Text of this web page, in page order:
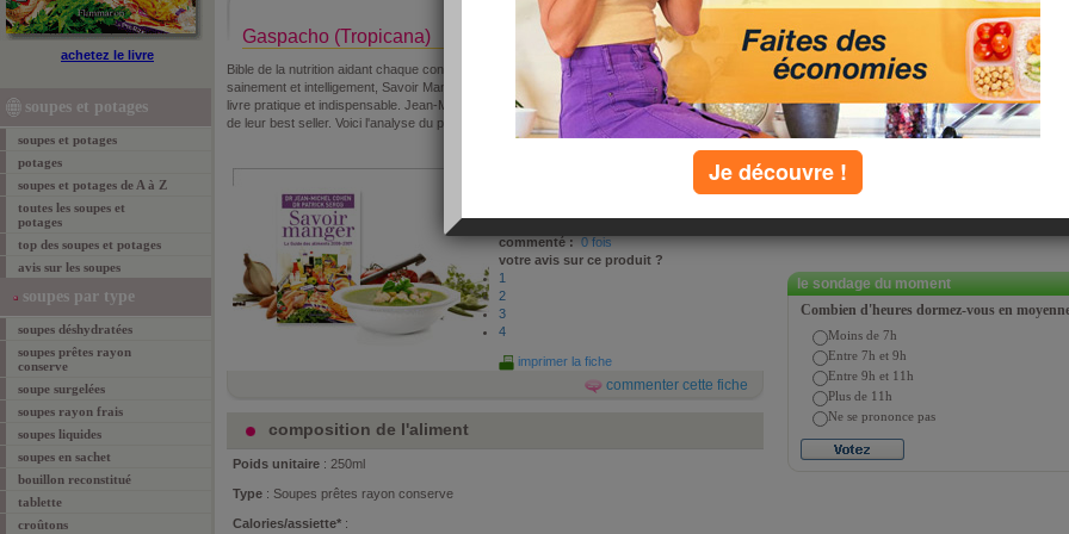
achetez le livre
soupes et potages
soupes et potages
potages
soupes et potages de A à Z
toutes les soupes et
potages
top des soupes et potages
avis sur les soupes
soupes par type
soupes déshydratées
soupes prêtes rayon
conserve
soupe surgelées
soupes rayon frais
soupes liquides
soupes en sachet
bouillon reconstitué
tablette
croûtons
Gaspacho (Tropicana)
Bible de la nutrition aidant chaque consommateur à remplir son caddie en mangeant
sainement et intelligement, Savoir Manger, est autant une enquête sur nos habitudes qu'un
livre pratique et indispensable. Jean-Michel Cohen et Patrick Sérog vous partagent un extrait
de leur best seller. Voici l'analyse du produit "Gaspacho".
Jean-Michel Cohen et Patrick
commenté : 0 fois
votre avis sur ce produit ?
1
2
3
4
imprimer la fiche
commenter cette fiche
composition de l'aliment
Poids unitaire : 250ml
Type : Soupes prêtes rayon conserve
Calories/assiette* :
le sondage du moment
Combien d'heures dormez-vous en
Moins de 7h
Entre 7h et 9h
Entre 9h et 11h
Plus de 11h
Ne se prononce pas
Je découvre !